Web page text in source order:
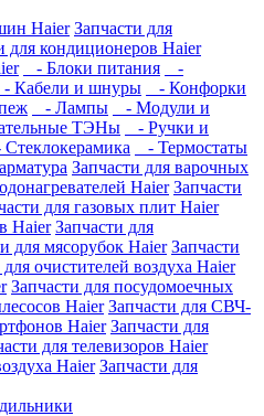
Haier Запчасти для
для кондиционеров Haier
- Блоки питания
-
- Кабели и шнуры
- Конфорки
- Лампы
- Модули и
ТЭНы
- Ручки и
- Термостаты
Запчасти для варочных
Haier Запчасти
для газовых плит Haier
Haier Запчасти для
для мясорубок Haier Запчасти
для очистителей воздуха Haier
Запчасти для посудомоечных
Haier Запчасти для СВЧ-
Haier Запчасти для
для телевизоров Haier
Haier Запчасти для